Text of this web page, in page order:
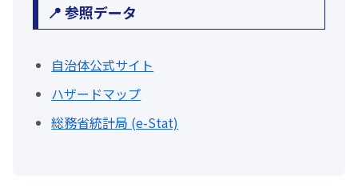
📍 参照データ
自治体公式サイト
ハザードマップ
総務省統計局 (e-Stat)